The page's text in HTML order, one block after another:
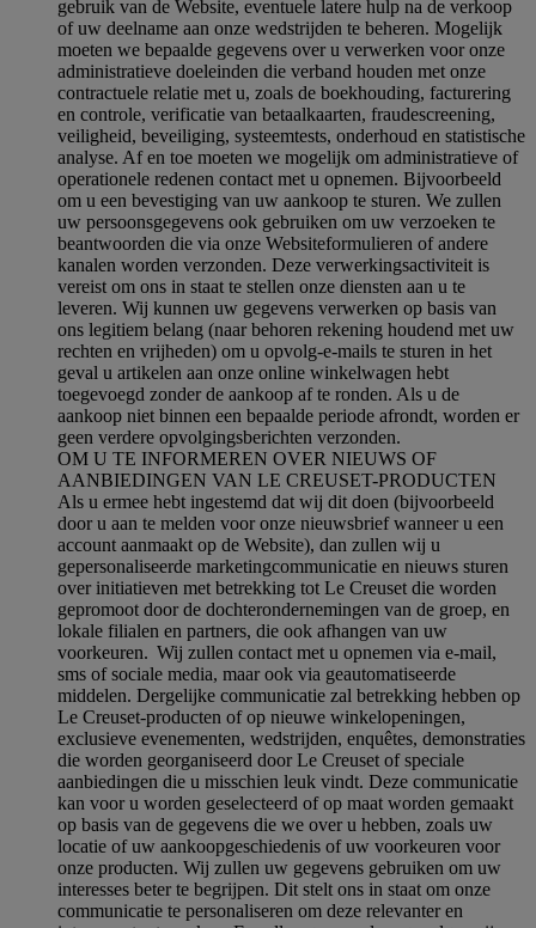
gebruik van de Website, eventuele latere hulp na de verkoop
of uw deelname aan onze wedstrijden te beheren. Mogelijk
moeten we bepaalde gegevens over u verwerken voor onze
administratieve doeleinden die verband houden met onze
contractuele relatie met u, zoals de boekhouding, facturering
en controle, verificatie van betaalkaarten, fraudescreening,
veiligheid, beveiliging, systeemtests, onderhoud en statistische
analyse. Af en toe moeten we mogelijk om administratieve of
operationele redenen contact met u opnemen. Bijvoorbeeld
om u een bevestiging van uw aankoop te sturen. We zullen
uw persoonsgegevens ook gebruiken om uw verzoeken te
beantwoorden die via onze Websiteformulieren of andere
kanalen worden verzonden. Deze verwerkingsactiviteit is
vereist om ons in staat te stellen onze diensten aan u te
leveren. Wij kunnen uw gegevens verwerken op basis van
ons legitiem belang (naar behoren rekening houdend met uw
rechten en vrijheden) om u opvolg-e-mails te sturen in het
geval u artikelen aan onze online winkelwagen hebt
toegevoegd zonder de aankoop af te ronden. Als u de
aankoop niet binnen een bepaalde periode afrondt, worden er
geen verdere opvolgingsberichten verzonden.
OM U TE INFORMEREN OVER NIEUWS OF
AANBIEDINGEN VAN LE CREUSET-PRODUCTEN
Als u ermee hebt ingestemd dat wij dit doen (bijvoorbeeld
door u aan te melden voor onze nieuwsbrief wanneer u een
account aanmaakt op de Website), dan zullen wij u
gepersonaliseerde marketingcommunicatie en nieuws sturen
over initiatieven met betrekking tot Le Creuset die worden
gepromoot door de dochterondernemingen van de groep, en
lokale filialen en partners, die ook afhangen van uw
voorkeuren. Wij zullen contact met u opnemen via e-mail,
sms of sociale media, maar ook via geautomatiseerde
middelen. Dergelijke communicatie zal betrekking hebben op
Le Creuset-producten of op nieuwe winkelopeningen,
exclusieve evenementen, wedstrijden, enquêtes, demonstraties
die worden georganiseerd door Le Creuset of speciale
aanbiedingen die u misschien leuk vindt. Deze communicatie
kan voor u worden geselecteerd of op maat worden gemaakt
op basis van de gegevens die we over u hebben, zoals uw
locatie of uw aankoopgeschiedenis of uw voorkeuren voor
onze producten. Wij zullen uw gegevens gebruiken om uw
interesses beter te begrijpen. Dit stelt ons in staat om onze
communicatie te personaliseren om deze relevanter en